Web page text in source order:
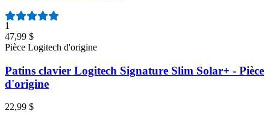
1
47,99 $
Pièce Logitech d'origine
Patins clavier Logitech Signature Slim Solar+ - Pièce
d'origine
22,99 $